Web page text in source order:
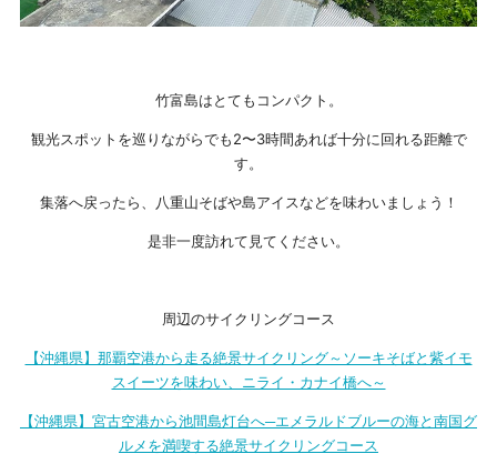
竹富島はとてもコンパクト。
観光スポットを巡りながらでも2〜3時間あれば十分に回れる距離で
す。
集落へ戻ったら、八重山そばや島アイスなどを味わいましょう！
是非一度訪れて見てください。
周辺のサイクリングコース
【沖縄県】那覇空港から走る絶景サイクリング～ソーキそばと紫イモ
スイーツを味わい、ニライ・カナイ橋へ～
【沖縄県】宮古空港から池間島灯台へ─エメラルドブルーの海と南国グ
ルメを満喫する絶景サイクリングコース